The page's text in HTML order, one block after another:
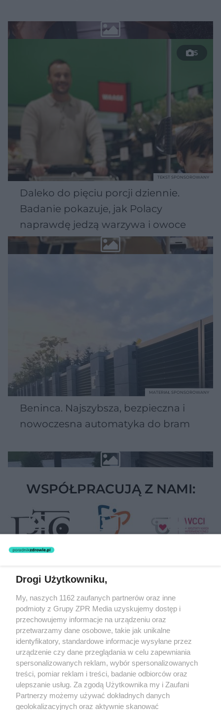
5
Daleko do pięciu porcji dziennie.
Badanie pokazuje, jak Polacy
naprawdę jedzą warzywa i owoce
TEKST SPONSOROWANY
Beninca. Najszybsza, bezpieczna i
nowoczesna automatyka do bram
MATERIAŁ SPONSOROWANY
WSPÓŁPRACUJĄ Z NAMI:
Żaden utwór zamieszczony w serwisie nie może być powielany i
rozpowszechniany lub dalej rozpowszechniany w jakikolwiek sposób
(w tym także elektroniczny lub mechaniczny) na jakimkolwiek polu
eksploatacji w jakiejkolwiek formie, włącznie z umieszczaniem w
Internecie bez pisemnej zgody właściciela praw. Jakiekolwiek użycie
lub wykorzystanie utworów w całości lub w części z naruszeniem
prawa, tzn. bez właściwej zgody, jest zabronione pod groźbą kary i
może być ścigane prawnie.
Drogi Użytkowniku,
My, naszych 1162 zaufanych partnerów oraz inne
podmioty z Grupy ZPR Media uzyskujemy dostęp i
przechowujemy informacje na urządzeniu oraz
przetwarzamy dane osobowe, takie jak unikalne
identyfikatory, standardowe informacje wysyłane przez
urządzenie czy dane przeglądania w celu zapewniania
spersonalizowanych reklam, wybór spersonalizowanych
treści, pomiar reklam i treści, badanie odbiorców oraz
ulepszanie usług. Za zgodą Użytkownika my i Zaufani
Partnerzy możemy używać dokładnych danych
geolokalizacyjnych oraz aktywnie skanować